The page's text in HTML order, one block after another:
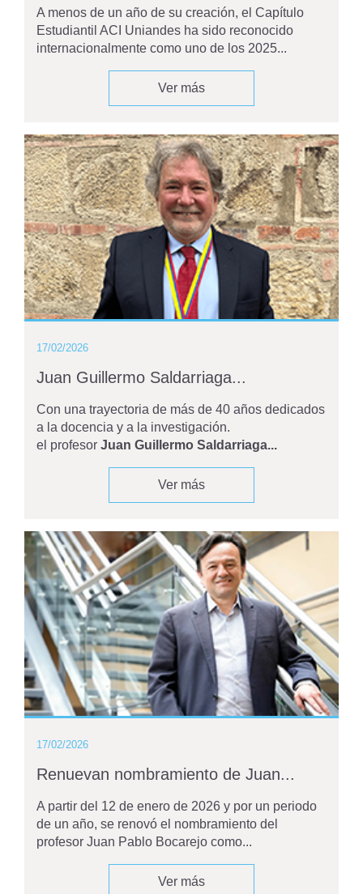
A menos de un año de su creación, el Capítulo
Estudiantil ACI Uniandes ha sido reconocido
internacionalmente como uno de los 2025...
Ver más
17/02/2026
Juan Guillermo Saldarriaga...
Con una trayectoria de más de 40 años dedicados
a la docencia y a la investigación.
el profesor Juan Guillermo Saldarriaga...
Ver más
17/02/2026
Renuevan nombramiento de Juan...
A partir del 12 de enero de 2026 y por un periodo
de un año, se renovó el nombramiento del
profesor Juan Pablo Bocarejo como...
Ver más